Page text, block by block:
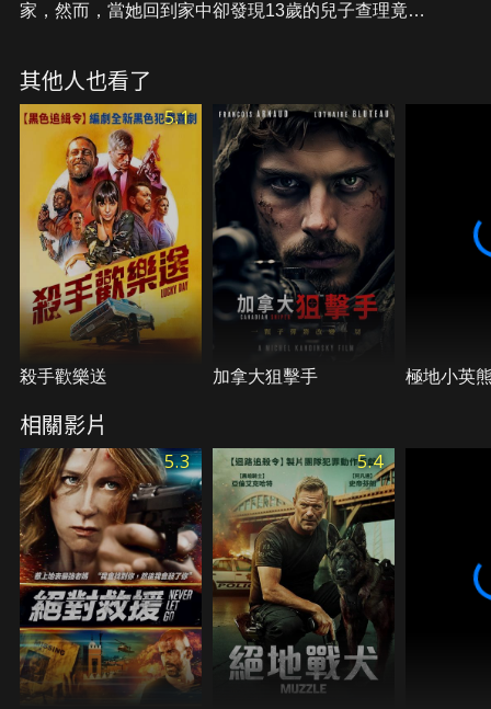
家，然而，當她回到家中卻發現13歲的兒子查理竟慘
終，克萊兒成功逮住一名受了傷的綁匪，並脅迫他供
出幕後主使者並安全的帶回查理；兩人徒步在冰天雪
地裡尋找犯罪同夥的藏身之地，克萊兒更從綁匪口中
得知，一場針對她的犯罪陰謀正悄悄發酵……
其他人也看了
5.1
殺手歡樂送 加拿大狙擊手 極地小英
相關影片
5.3 5.4